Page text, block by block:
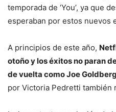
temporada de ‘You’, ya que
esperaban por estos nuevos
A principios de este año,
otoño y los éxitos no paran
de vuelta como Joe
por Victoria Pedretti también